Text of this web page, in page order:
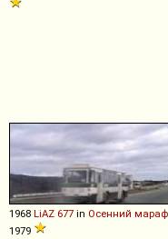
1968 LiAZ 677 in Осенний
1979